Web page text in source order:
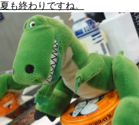
夏も終わりですね。